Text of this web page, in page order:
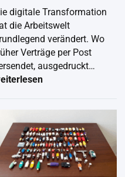
digitale Transformation
die Arbeitswelt
verändert. Wo
Verträge per Post
ausgedruckt…